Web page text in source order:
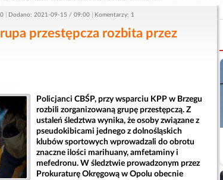
Dodano: 2021-09-15 / 09:00 Komentarzy: 1
przestępcza rozbita przez
Policjanci CBŚP, przy wsparciu KPP w Brzegu
rozbili zorganizowaną grupę przestępczą. Z
ustaleń śledztwa wynika, że osoby związane z
pseudokibicami jednego z dolnośląskich
klubów sportowych wprowadzali do obrotu
znaczne ilości marihuany, amfetaminy i
mefedronu. W śledztwie prowadzonym przez
Prokuraturę Okręgową w Opolu obecnie